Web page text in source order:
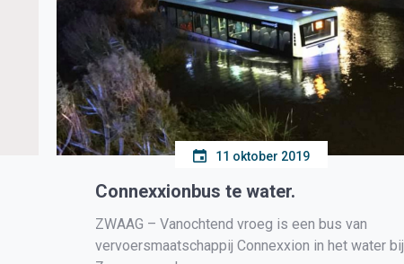
11 oktober 2019
Connexxionbus te water.
ZWAAG – Vanochtend vroeg is een bus van
vervoersmaatschappij Connexxion in het water bij